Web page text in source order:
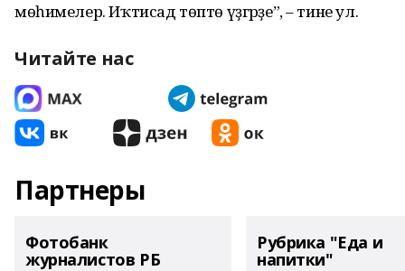
мөһимелер. Иҡтисад төптө үҙгәрҙе”, – тине ул.
Читайте нас
Партнеры
Фотобанк
журналистов РБ
Рубрика "Еда и
напитки"